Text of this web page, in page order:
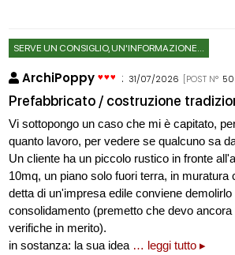
SERVE UN CONSIGLIO, UN'INFORMAZIONE...
ArchiPoppy : 31/07/2026 [POST N°
Prefabbricato / costruzione
Vi sottopongo un caso che mi è capitato,
quanto lavoro, per vedere se qualcuno sa
Un cliente ha un piccolo rustico in fronte
10mq, un piano solo fuori terra, in muratura
detta di un'impresa edile conviene
consolidamento (premetto che devo ancora
verifiche in merito).
in sostanza: la sua idea … leggi tutto ▸